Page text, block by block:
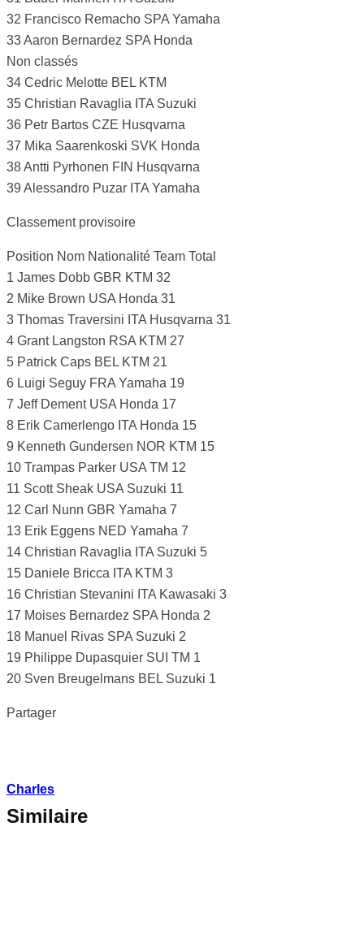
32 Francisco Remacho SPA Yamaha
33 Aaron Bernardez SPA Honda
Non classés
34 Cedric Melotte BEL KTM
35 Christian Ravaglia ITA Suzuki
36 Petr Bartos CZE Husqvarna
37 Mika Saarenkoski SVK Honda
38 Antti Pyrhonen FIN Husqvarna
39 Alessandro Puzar ITA Yamaha
Classement provisoire
Position Nom Nationalité Team Total
1 James Dobb GBR KTM 32
2 Mike Brown USA Honda 31
3 Thomas Traversini ITA Husqvarna 31
4 Grant Langston RSA KTM 27
5 Patrick Caps BEL KTM 21
6 Luigi Seguy FRA Yamaha 19
7 Jeff Dement USA Honda 17
8 Erik Camerlengo ITA Honda 15
9 Kenneth Gundersen NOR KTM 15
10 Trampas Parker USA TM 12
11 Scott Sheak USA Suzuki 11
12 Carl Nunn GBR Yamaha 7
13 Erik Eggens NED Yamaha 7
14 Christian Ravaglia ITA Suzuki 5
15 Daniele Bricca ITA KTM 3
16 Christian Stevanini ITA Kawasaki 3
17 Moises Bernardez SPA Honda 2
18 Manuel Rivas SPA Suzuki 2
19 Philippe Dupasquier SUI TM 1
20 Sven Breugelmans BEL Suzuki 1
Partager
Charles
Similaire